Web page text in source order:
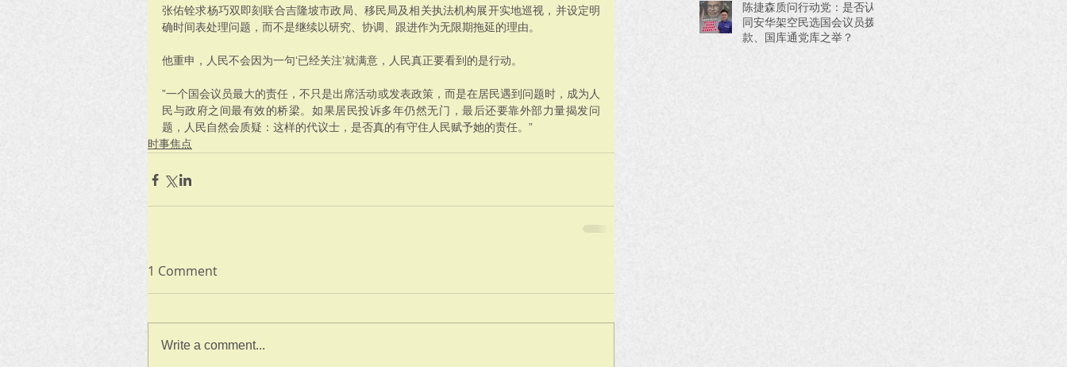
张佑铨求杨巧双即刻联合吉隆坡市政局、移民局及相关执法机构展开实地巡视，并设定明
确时间表处理问题，而不是继续以研究、协调、跟进作为无限期拖延的理由。
他重申，人民不会因为一句‘已经关注’就满意，人民真正要看到的是行动。
”一个国会议员最大的责任，不只是出席活动或发表政策，而是在居民遇到问题时，成为人
民与政府之间最有效的桥梁。如果居民投诉多年仍然无门，最后还要靠外部力量揭发问
题，人民自然会质疑：这样的代议士，是否真的有守住人民赋予她的责任。”
时事焦点
1 Comment
Write a comment...
陈捷森质问行动党：是否认
同安华架空民选国会议员拨
款、国库通党库之举？